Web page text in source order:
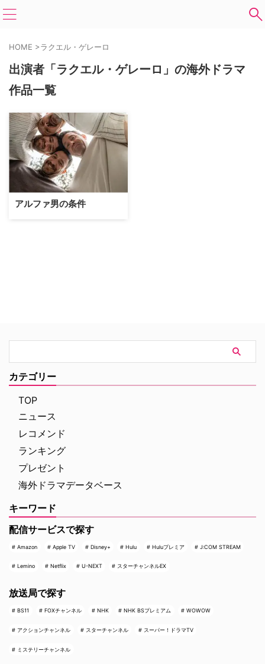
HOME >ラクエル・ゲレーロ
出演者「ラクエル・ゲレーロ」の海外ドラマ
作品一覧
アルファ男の条件
カテゴリー
TOP
ニュース
レコメンド
ランキング
プレゼント
海外ドラマデータベース
キーワード
配信サービスで探す
Amazon Apple TV Disney+ Hulu Huluプレミア J:COM STREAM
Lemino Netflix U-NEXT スターチャンネルEX
放送局で探す
BS11 FOXチャンネル NHK NHK BSプレミアム WOWOW
アクションチャンネル スターチャンネル スーパー！ドラマTV
ミステリーチャンネル